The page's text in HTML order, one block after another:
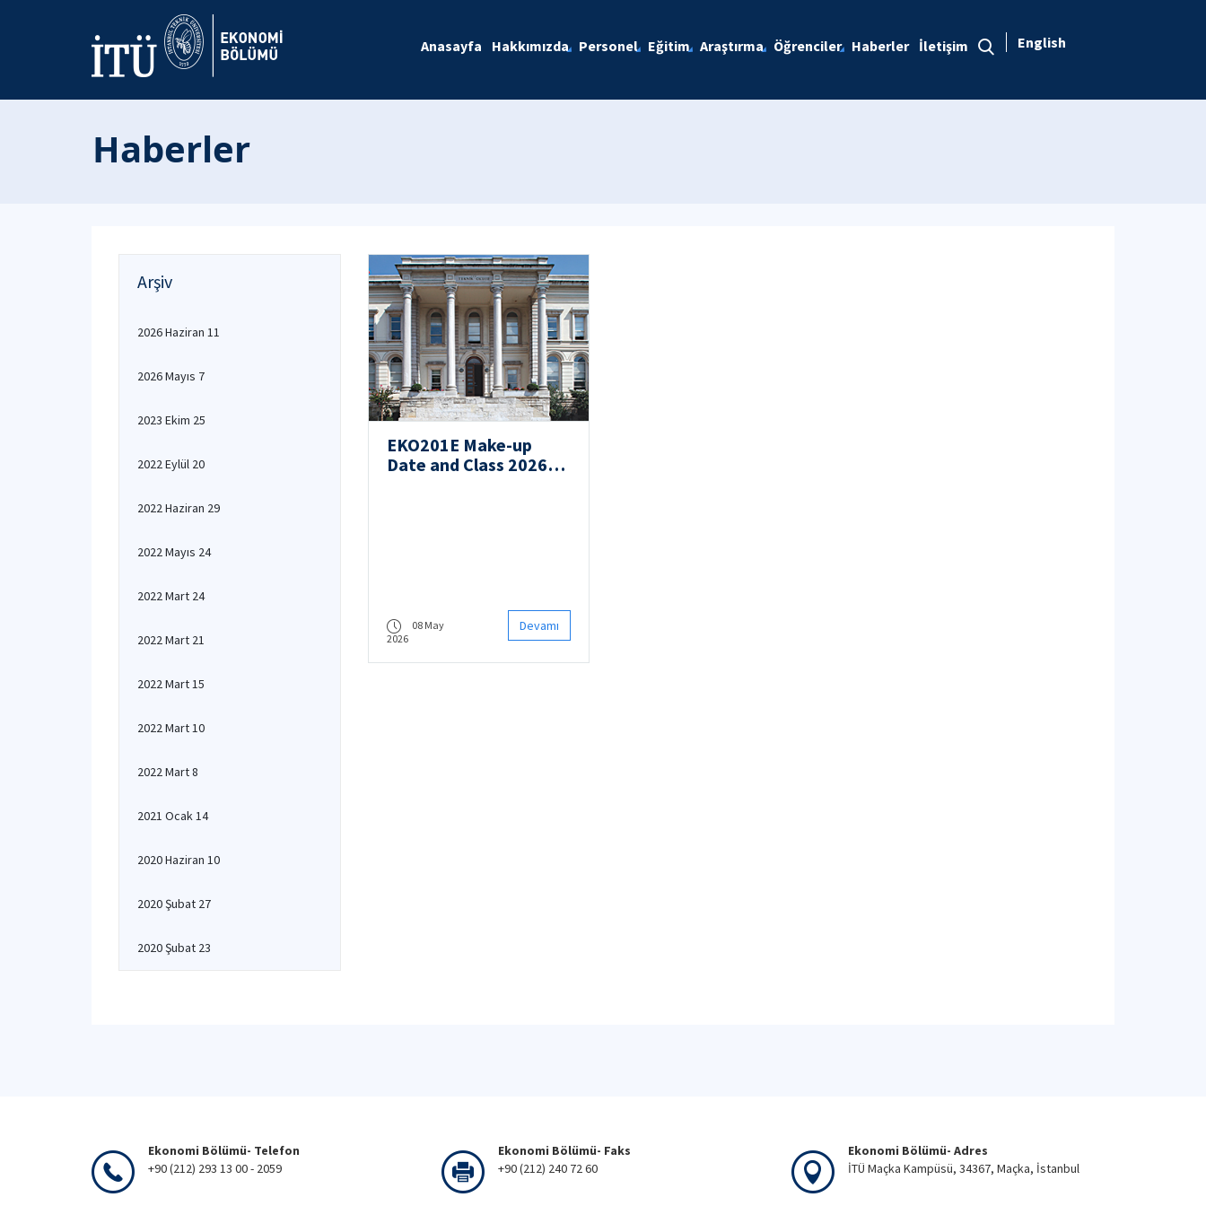
Anasayfa Hakkımızda Personel Eğitim Araştırma Öğrenciler Haberler İletişim English
Haberler
Arşiv
2026 Haziran 11
2026 Mayıs 7
2023 Ekim 25
2022 Eylül 20
2022 Haziran 29
2022 Mayıs 24
2022 Mart 24
2022 Mart 21
2022 Mart 15
2022 Mart 10
2022 Mart 8
2021 Ocak 14
2020 Haziran 10
2020 Şubat 27
2020 Şubat 23
EKO201E Make-up
Date and Class 2026
08 May
2026
Devamı
Ekonomi Bölümü- Telefon
+90 (212) 293 13 00 - 2059
Ekonomi Bölümü- Faks
+90 (212) 240 72 60
Ekonomi Bölümü- Adres
İTÜ Maçka Kampüsü, 34367, Maçka, İstanbul